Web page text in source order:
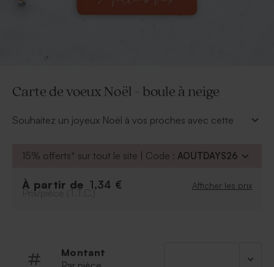
Carte de voeux Noël - boule à neige
Souhaitez un joyeux Noël à vos proches avec cette
pouvez également y ajouter votre propre texte grâce à
Illustré avec un joli cerf transportant des cadeaux, c'est
15% offerts* sur tout le site | Code : AOUTDAYS26
À partir de 1,34 € Afficher les prix
Prix/pièce (T.T.C.)
Montant